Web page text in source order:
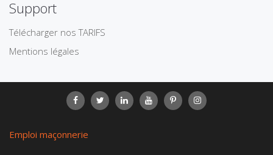
Support
Télécharger nos TARIFS
Mentions légales
Emploi maçonnerie